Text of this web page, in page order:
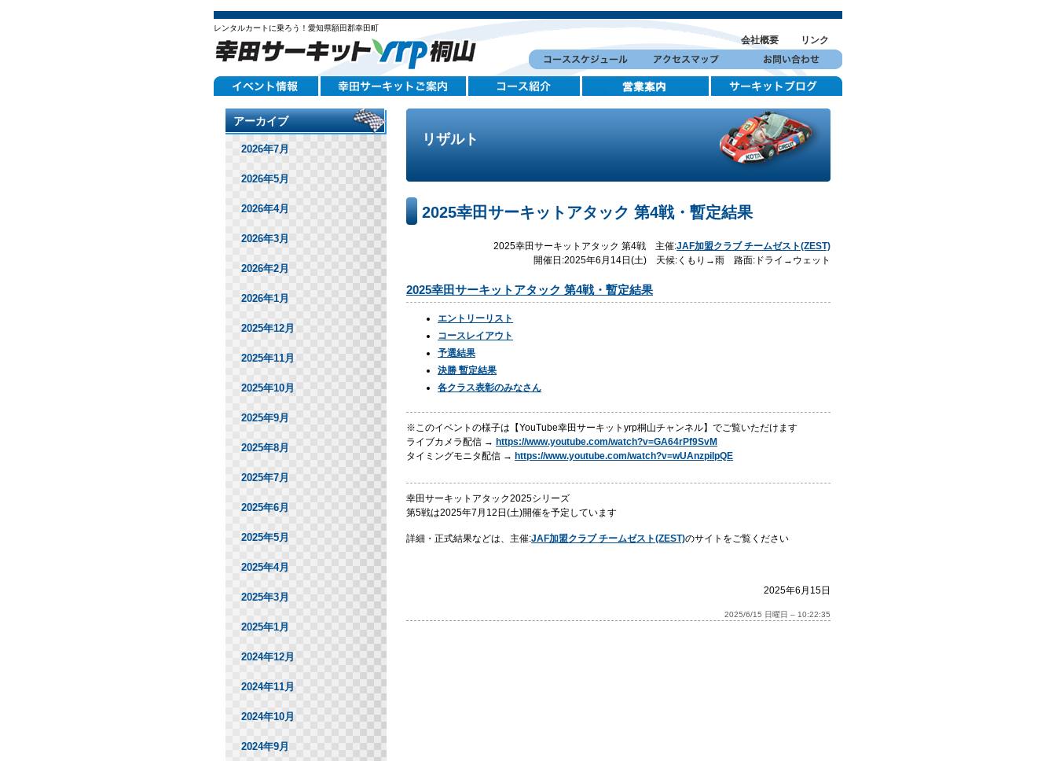
レンタルカートに乗ろう！愛知県額田郡幸田町
リンク
会社概要
リザルト
2025幸田サーキットアタック 第4戦・暫定結果
2025幸田サーキットアタック 第4戦 主催:JAF加盟クラブ チームゼスト(ZEST)
開催日:2025年6月14日(土) 天候:くもり→雨 路面:ドライ→ウェット
2025幸田サーキットアタック 第4戦・暫定結果
エントリーリスト
コースレイアウト
予選結果
決勝 暫定結果
各クラス表彰のみなさん
※このイベントの様子は【YouTube幸田サーキットyrp桐山チャンネル】でご覧いただけます
ライブカメラ配信 → https://www.youtube.com/watch?v=GA64rPf9SvM
タイミングモニタ配信 → https://www.youtube.com/watch?v=wUAnzpiIpQE
幸田サーキットアタック2025シリーズ
第5戦は2025年7月12日(土)開催を予定しています
詳細・正式結果などは、主催:JAF加盟クラブ チームゼスト(ZEST)のサイトをご覧ください
2025年6月15日
2025/6/15 日曜日 – 10:22:35
アーカイブ
2026年7月
2026年5月
2026年4月
2026年3月
2026年2月
2026年1月
2025年12月
2025年11月
2025年10月
2025年9月
2025年8月
2025年7月
2025年6月
2025年5月
2025年4月
2025年3月
2025年1月
2024年12月
2024年11月
2024年10月
2024年9月